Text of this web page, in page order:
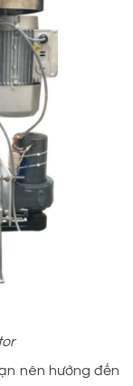
nên hướng đến